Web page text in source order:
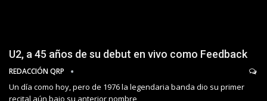
U2, a 45 años de su debut en vivo como Feedback
REDACCIÓN QRP
Un día como hoy, pero de 1976 la legendaria banda dio su primer
recital aún bajo su anterior nombre